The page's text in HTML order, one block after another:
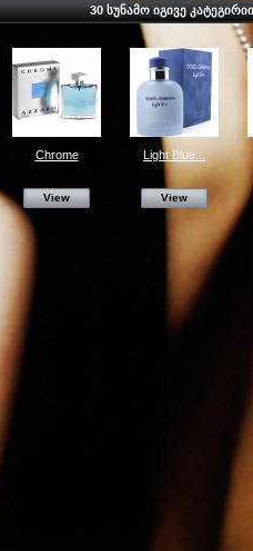
30 ᲡᲣᲜᲐᲛᲝ ᲘᲒᲘᲕᲔ
Chrome
View
Light Blue...
View